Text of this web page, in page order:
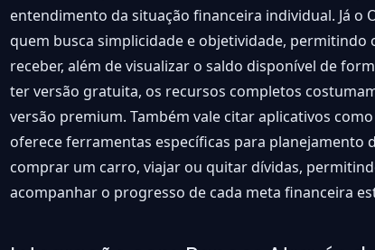
entendimento da situação financeira individual. Já o
quem busca simplicidade e objetividade, permitindo
receber, além de visualizar o saldo disponível de
ter versão gratuita, os recursos completos
versão premium. Também vale citar aplicativos
oferece ferramentas específicas para planejamento
comprar um carro, viajar ou quitar dívidas,
acompanhar o progresso de cada meta financeira